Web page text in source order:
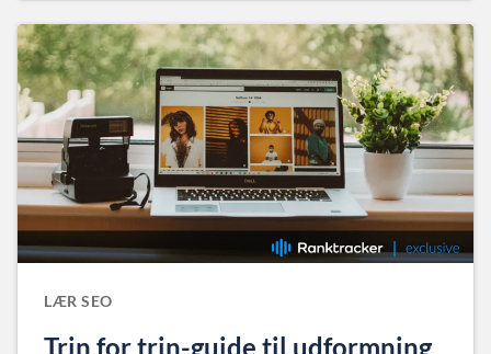
LÆR SEO
Trin for trin-guide til udformning